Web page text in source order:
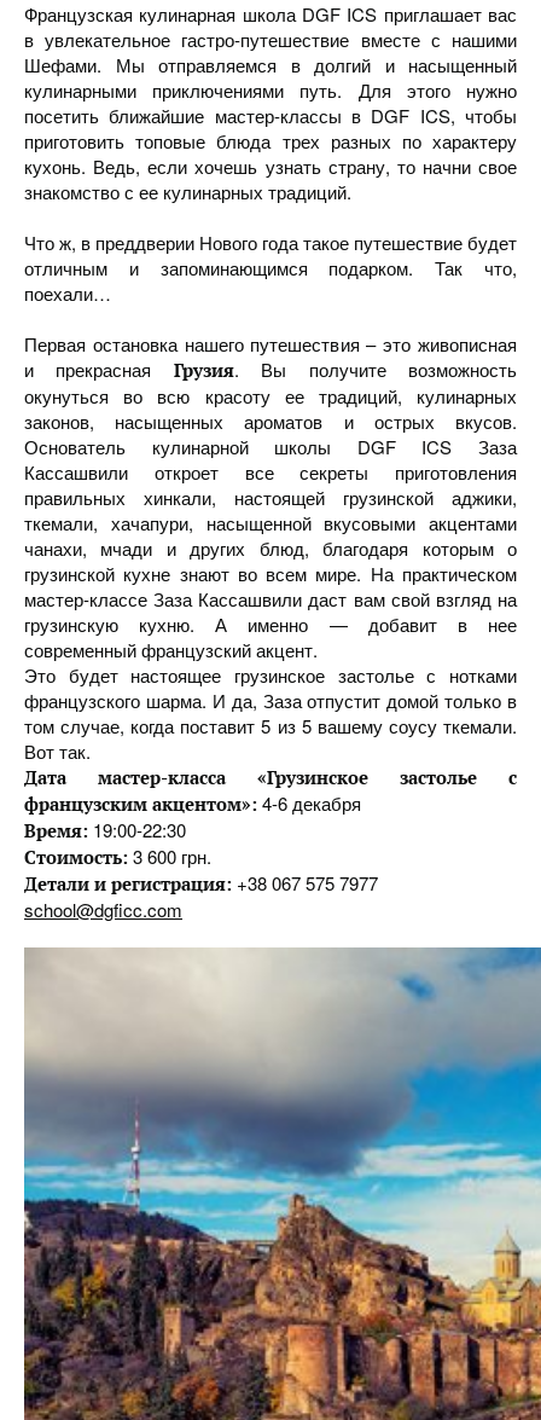
Французская кулинарная школа DGF ICS приглашает вас
в увлекательное гастро-путешествие вместе с нашими
Шефами. Мы отправляемся в долгий и насыщенный
кулинарными приключениями путь. Для этого нужно
посетить ближайшие мастер-классы в DGF ICS, чтобы
приготовить топовые блюда трех разных по характеру
кухонь. Ведь, если хочешь узнать страну, то начни свое
знакомство с ее кулинарных традиций.
Что ж, в преддверии Нового года такое путешествие будет
отличным и запоминающимся подарком. Так что,
поехали…
Первая остановка нашего путешествия – это живописная
и прекрасная Грузия. Вы получите возможность
окунуться во всю красоту ее традиций, кулинарных
законов, насыщенных ароматов и острых вкусов.
Основатель кулинарной школы DGF ICS Заза
Кассашвили откроет все секреты приготовления
правильных хинкали, настоящей грузинской аджики,
ткемали, хачапури, насыщенной вкусовыми акцентами
чанахи, мчади и других блюд, благодаря которым о
грузинской кухне знают во всем мире. На практическом
мастер-классе Заза Кассашвили даст вам свой взгляд на
грузинскую кухню. А именно — добавит в нее
современный французский акцент.
Это будет настоящее грузинское застолье с нотками
французского шарма. И да, Заза отпустит домой только в
том случае, когда поставит 5 из 5 вашему соусу ткемали.
Вот так.
Дата мастер-класса «Грузинское застолье с
французским акцентом»: 4-6 декабря
Время: 19:00-22:30
Стоимость: 3 600 грн.
Детали и регистрация: +38 067 575 7977
school@dgficc.com